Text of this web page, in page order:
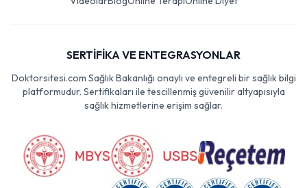
SERTİFİKA VE ENTEGRASYONLAR
Doktorsitesi.com Sağlık Bakanlığı onaylı ve entegreli bir sağlık bilgi
platformudur. Sertifikaları ile tescillenmiş güvenilir altyapısıyla
sağlık hizmetlerine erişim sağlar.